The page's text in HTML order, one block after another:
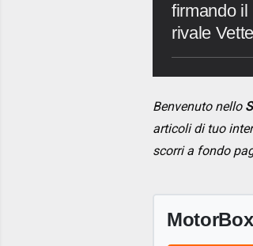
firmando il
rivale
Benvenuto nello
articoli di tuo
scorri a fondo
MotorBox